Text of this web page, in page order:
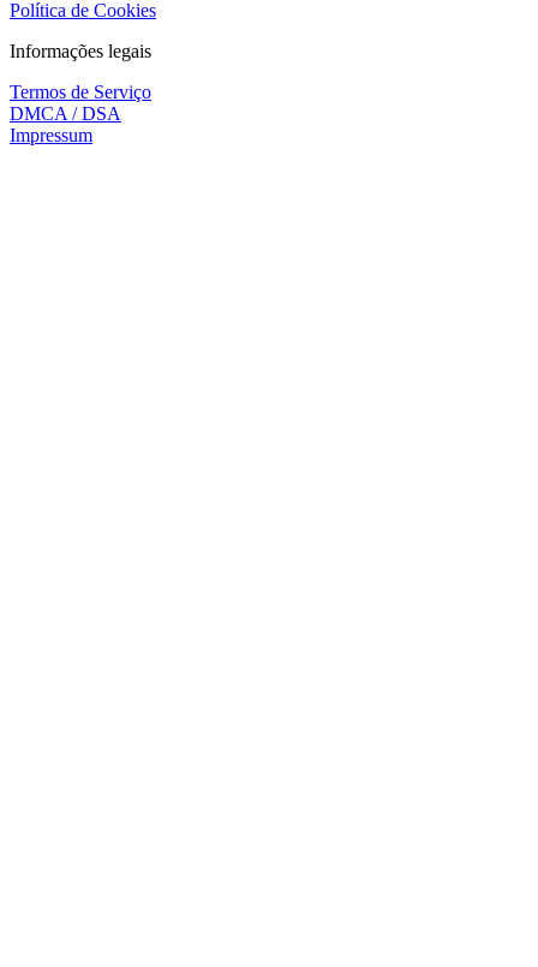
Política de Cookies
Informações legais
Termos de Serviço
DMCA / DSA
Impressum